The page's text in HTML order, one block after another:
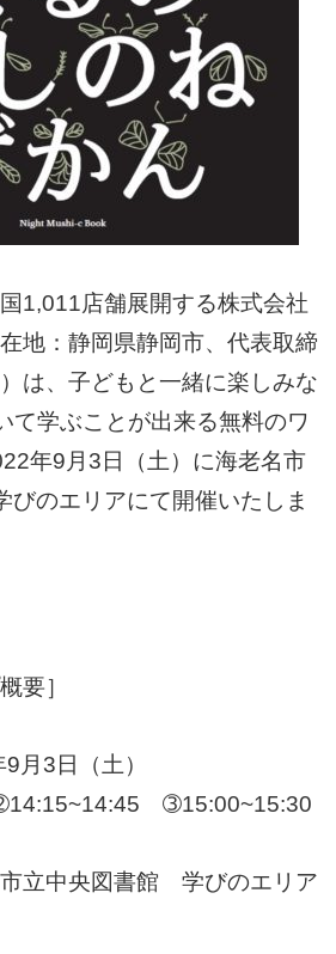
1,011店舗展開する株式会社
地：静岡県静岡市、代表取締
は、子どもと一緒に楽しみな
て学ぶことが出来る無料のワ
年9月3日（土）に海老名市
びのエリアにて開催いたしま
要］
3日（土）
➂15:00~15:30
立中央図書館 学びのエリア